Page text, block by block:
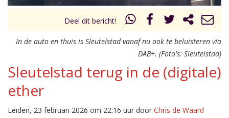
Deel dit bericht!
In de auto en thuis is Sleutelstad vanaf nu ook te beluisteren via
DAB+. (Foto's: Sleutelstad)
Sleutelstad terug in de (digitale)
ether
Leiden, 23 februari 2026 om 22:16 uur door Chris de Waard